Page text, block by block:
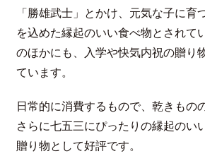
「勝雄武士」とかけ、元気な子に育
を込めた縁起のいい食べ物とされて
のほかにも、入学や快気内祝の贈り
ています。
日常的に消費するもので、乾きもの
さらに七五三にぴったりの縁起のい
贈り物として好評です。